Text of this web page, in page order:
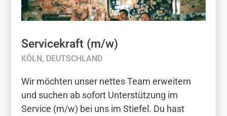
Servicekraft (m/w)
KÖLN, DEUTSCHLAND
Wir möchten unser nettes Team erweitern
und suchen ab sofort Unterstützung im
Service (m/w) bei uns im Stiefel. Du hast